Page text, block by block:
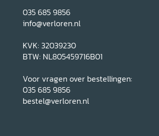
035 685 9856
info@verloren.nl
KVK: 32039230
BTW: NL805459716B01
Voor vragen over bestellingen:
035 685 9856
bestel@verloren.nl